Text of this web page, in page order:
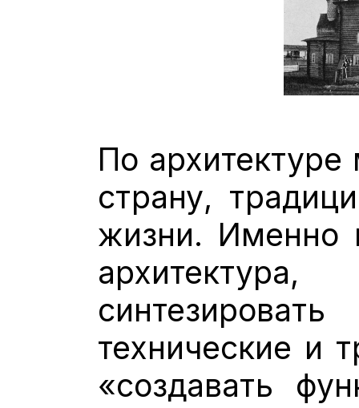
По
страну,
жизни. Именно
технические и
«создавать